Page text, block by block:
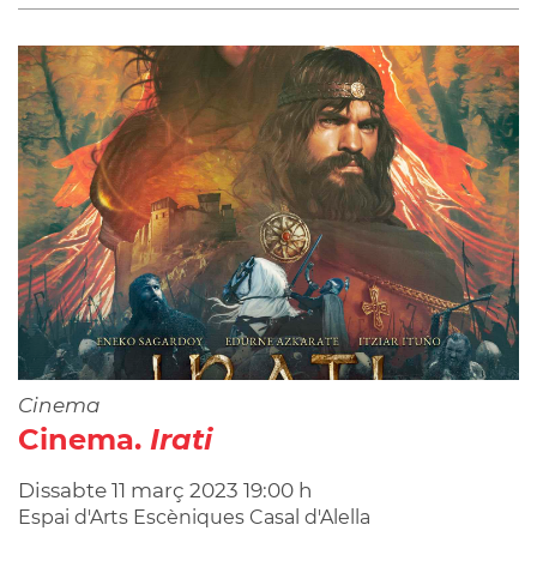
Cinema
Cinema. Irati
Dissabte 11 març 2023 19:00 h
Espai d'Arts Escèniques Casal d'Alella